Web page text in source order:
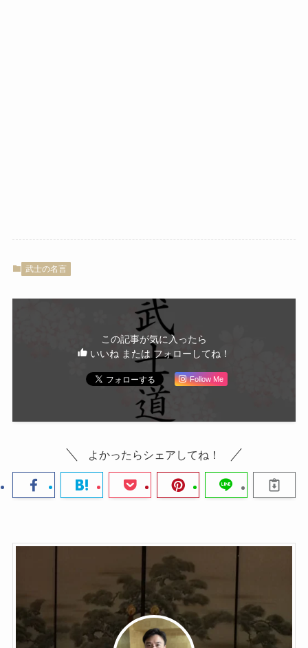
武士の名言
この記事が気に入ったら
いいね または フォローしてね！
Follow Me
よかったらシェアしてね！